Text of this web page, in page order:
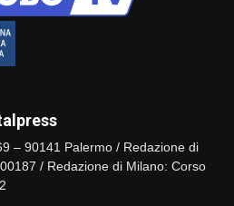
– 90141 Palermo / Redazione di
/ Redazione di Milano: Corso